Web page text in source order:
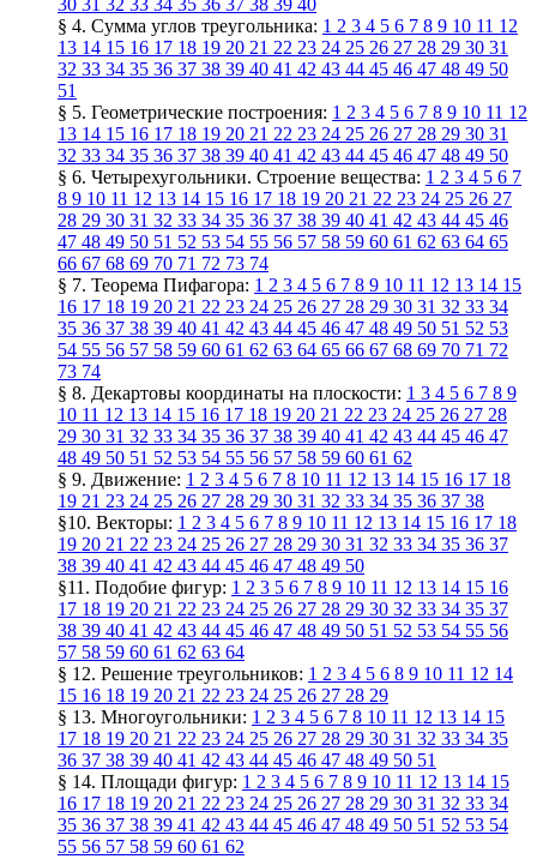
30 31 32 33 34 35 36 37 38 39 40
§ 4. Сумма углов треугольника: 1 2 3 4 5 6 7 8 9 10 11 12
13 14 15 16 17 18 19 20 21 22 23 24 25 26 27 28 29 30 31
32 33 34 35 36 37 38 39 40 41 42 43 44 45 46 47 48 49 50
51
§ 5. Геометрические построения: 1 2 3 4 5 6 7 8 9 10 11 12
13 14 15 16 17 18 19 20 21 22 23 24 25 26 27 28 29 30 31
32 33 34 35 36 37 38 39 40 41 42 43 44 45 46 47 48 49 50
§ 6. Четырехугольники. Строение вещества: 1 2 3 4 5 6 7
8 9 10 11 12 13 14 15 16 17 18 19 20 21 22 23 24 25 26 27
28 29 30 31 32 33 34 35 36 37 38 39 40 41 42 43 44 45 46
47 48 49 50 51 52 53 54 55 56 57 58 59 60 61 62 63 64 65
66 67 68 69 70 71 72 73 74
§ 7. Теорема Пифагора: 1 2 3 4 5 6 7 8 9 10 11 12 13 14 15
16 17 18 19 20 21 22 23 24 25 26 27 28 29 30 31 32 33 34
35 36 37 38 39 40 41 42 43 44 45 46 47 48 49 50 51 52 53
54 55 56 57 58 59 60 61 62 63 64 65 66 67 68 69 70 71 72
73 74
§ 8. Декартовы координаты на плоскости: 1 3 4 5 6 7 8 9
10 11 12 13 14 15 16 17 18 19 20 21 22 23 24 25 26 27 28
29 30 31 32 33 34 35 36 37 38 39 40 41 42 43 44 45 46 47
48 49 50 51 52 53 54 55 56 57 58 59 60 61 62
§ 9. Движение: 1 2 3 4 5 6 7 8 10 11 12 13 14 15 16 17 18
19 21 23 24 25 26 27 28 29 30 31 32 33 34 35 36 37 38
§10. Векторы: 1 2 3 4 5 6 7 8 9 10 11 12 13 14 15 16 17 18
19 20 21 22 23 24 25 26 27 28 29 30 31 32 33 34 35 36 37
38 39 40 41 42 43 44 45 46 47 48 49 50
§11. Подобие фигур: 1 2 3 5 6 7 8 9 10 11 12 13 14 15 16
17 18 19 20 21 22 23 24 25 26 27 28 29 30 32 33 34 35 37
38 39 40 41 42 43 44 45 46 47 48 49 50 51 52 53 54 55 56
57 58 59 60 61 62 63 64
§ 12. Решение треугольников: 1 2 3 4 5 6 8 9 10 11 12 14
15 16 18 19 20 21 22 23 24 25 26 27 28 29
§ 13. Многоугольники: 1 2 3 4 5 6 7 8 10 11 12 13 14 15
17 18 19 20 21 22 23 24 25 26 27 28 29 30 31 32 33 34 35
36 37 38 39 40 41 42 43 44 45 46 47 48 49 50 51
§ 14. Площади фигур: 1 2 3 4 5 6 7 8 9 10 11 12 13 14 15
16 17 18 19 20 21 22 23 24 25 26 27 28 29 30 31 32 33 34
35 36 37 38 39 41 42 43 44 45 46 47 48 49 50 51 52 53 54
55 56 57 58 59 60 61 62